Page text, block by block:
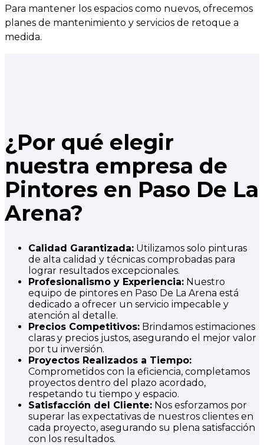
Para mantener los espacios como nuevos, ofrecemos
planes de mantenimiento y servicios de retoque a
medida.
¿Por qué elegir
nuestra empresa de
Pintores en Paso De La
Arena?
Calidad Garantizada: Utilizamos solo pinturas
de alta calidad y técnicas comprobadas para
lograr resultados excepcionales.
Profesionalismo y Experiencia: Nuestro
equipo de pintores en Paso De La Arena está
dedicado a ofrecer un servicio impecable y
atención al detalle.
Precios Competitivos: Brindamos estimaciones
claras y precios justos, asegurando el mejor valor
por tu inversión.
Proyectos Realizados a Tiempo:
Comprometidos con la eficiencia, completamos
proyectos dentro del plazo acordado,
respetando tu tiempo y espacio.
Satisfacción del Cliente: Nos esforzamos por
superar las expectativas de nuestros clientes en
cada proyecto, asegurando su plena satisfacción
con los resultados.